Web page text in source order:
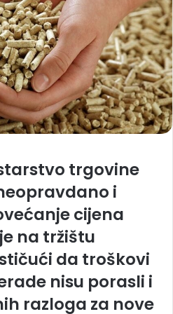
trgovine
i
cijena
na tržištu
da troškovi
nisu porasli i
razloga za nove